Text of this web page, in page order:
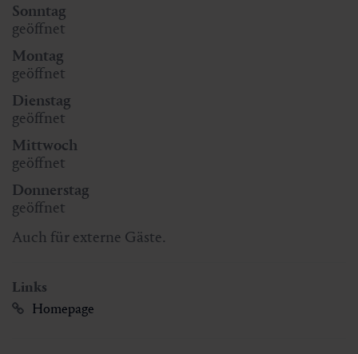
Sonntag
geöffnet
Montag
geöffnet
Dienstag
geöffnet
Mittwoch
geöffnet
Donnerstag
geöffnet
Auch für externe Gäste.
Links
Homepage